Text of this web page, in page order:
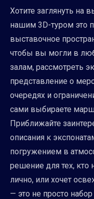
Хотите заглянуть на
нашим 3D-туром это
выставочное
чтобы вы могли в
залам, рассмотреть
представление о
очередях и
сами выбираете
Приближайте
описания к
погружением в
решение для тех, кто
лично, или хочет
— это не просто